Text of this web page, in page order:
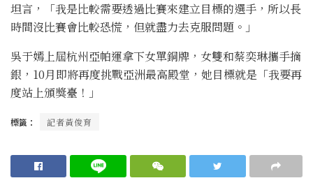
坦言，「我是比較需要透過比賽來建立目標的選手，所以長
時間沒比賽會比較恐慌，但就盡力去克服問題。」
吳于嫣上屆杭州亞帕運拿下女單銅牌，女雙和蔡奕琳攜手摘
銀，10月即將再度挑戰亞洲最高殿堂，她目標就是「我要再
度站上頒獎臺！」
標籤： 記者黃俊育